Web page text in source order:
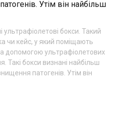
ультрафіолетові бокси. Такий
чи кейс, у який поміщають
допомогою ультрафіолетових
Такі бокси визнані найбільш
патогенів. Утім він